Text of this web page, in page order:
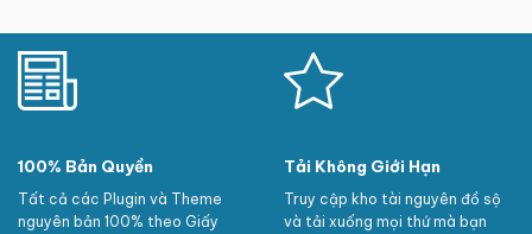
100% Bản Quyền
Tất cả các Plugin và Theme
nguyên bản 100% theo Giấy
Tải Không Giới Hạn
Truy cập kho tài nguyên đồ sộ
và tải xuống mọi thứ mà bạn